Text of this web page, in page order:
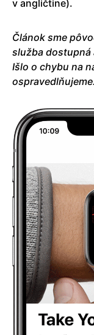
v angličtine).
Článok sme
služba dostupná
Išlo o chybu na
ospravedlňujeme.